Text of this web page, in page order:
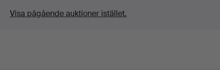
Visa pågående auktioner istället.